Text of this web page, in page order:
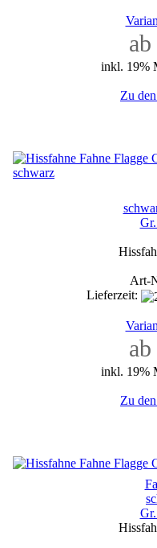
inkl. 19%
Zu
Art-
Lieferzeit:
inkl. 19%
Zu